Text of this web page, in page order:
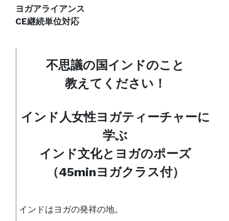
ヨガアライアンス
CE継続単位対応
不思議の国インドのこと
教えてください！
インド人女性ヨガティーチャーに
学ぶ
インド文化とヨガのポーズ
（45minヨガクラス付）
インドはヨガの発祥の地。